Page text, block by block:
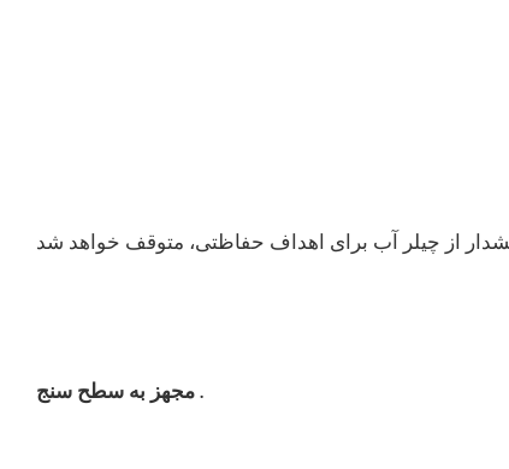
مجهز به سطح سنج.